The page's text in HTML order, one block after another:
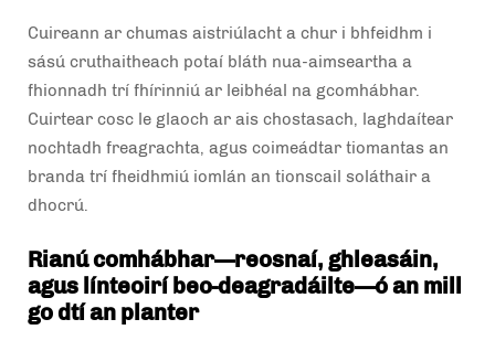
Cuireann ar chumas aistriúlacht a chur i bhfeidhm i
sású cruthaitheach potaí bláth nua-aimseartha a
fhionnadh trí fhírinniú ar leibhéal na gcomhábhar.
Cuirtear cosc le glaoch ar ais chostasach, laghdaítear
nochtadh freagrachta, agus coimeádtar tiomantas an
branda trí fheidhmiú iomlán an tionscail soláthair a
dhocrú.
Rianú comhábhar—reosnaí, ghleasáin,
agus línteoirí beo-deagradáilte—ó an mill
go dtí an planter